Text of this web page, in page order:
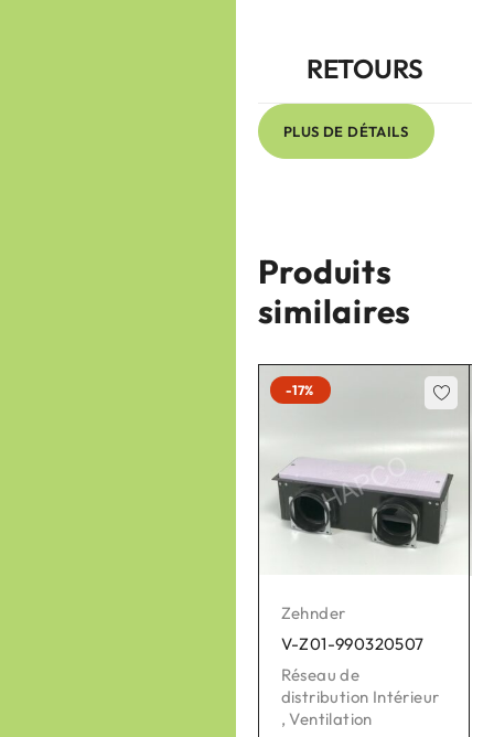
RETOURS
PLUS DE DÉTAILS
Produits
similaires
-17%
Zehnder
V-Z01-990320507
Réseau de
distribution Intérieur
, Ventilation